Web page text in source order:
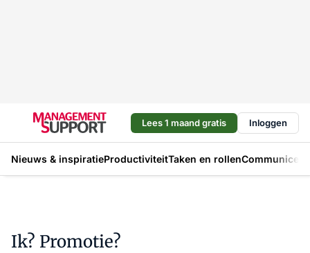
Lees 1 maand gratis Inloggen
Nieuws & inspiratieProductiviteitTaken en rollen
Ik? Promotie?